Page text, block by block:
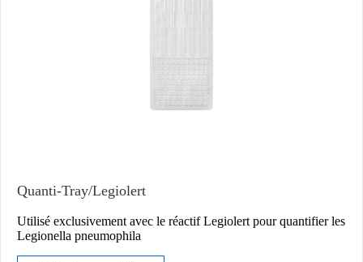
Quanti-Tray/Legiolert
Utilisé exclusivement avec le réactif Legiolert pour quantifier les
Legionella pneumophila